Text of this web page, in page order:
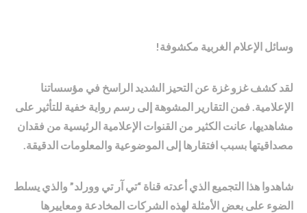
وسائل الإعلام الغربية مكشوفة!
لقد كشف غزو غزة عن التحيز الشديد الراسخ في مؤسساتنا
الإعلامية. فمن التقارير المشوهة إلى رسم رواية خفية للتأثير على
مشاهديها، عانت الكثير من القنوات الإعلامية الرئيسية من فقدان
مصداقيتها بسبب افتقارها إلى الموضوعية والمعلومات الدقيقة.
شاهدوا هذا التجميع الذي أعدته قناة “تي آر تي وورلد” والذي يسلط
الضوء على بعض الأمثلة لهذه الشركات المخادعة ومعاييرها